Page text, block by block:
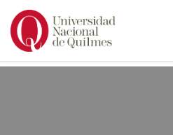
Ir